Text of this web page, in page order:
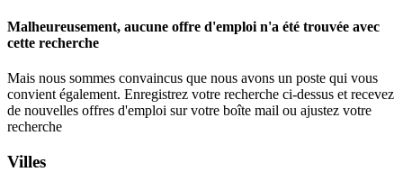
Malheureusement, aucune offre d'emploi n'a été trouvée avec
cette recherche
Mais nous sommes convaincus que nous avons un poste qui vous
convient également. Enregistrez votre recherche ci-dessus et recevez
de nouvelles offres d'emploi sur votre boîte mail ou ajustez votre
recherche
Villes